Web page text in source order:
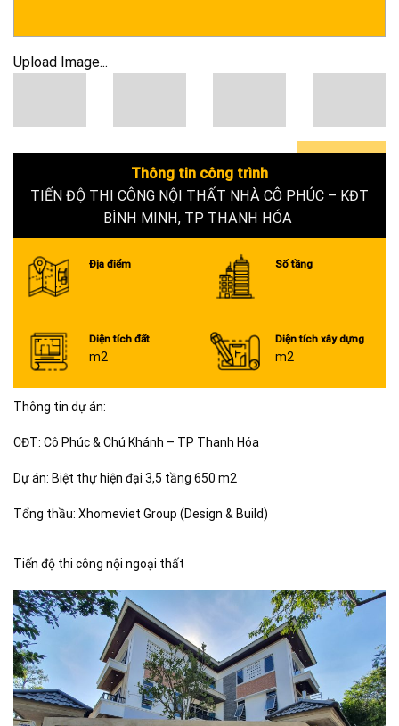
Upload Image...
0+
Thông tin công trình
TIẾN ĐỘ THI CÔNG NỘI THẤT NHÀ CÔ PHÚC – KĐT
BÌNH MINH, TP THANH HÓA
Địa điểm Số tầng
Diện tích đất
m2
Diện tích xây dựng
m2
Thông tin dự án:
CĐT: Cô Phúc & Chú Khánh – TP Thanh Hóa
Dự án: Biệt thự hiện đại 3,5 tầng 650 m2
Tổng thầu: Xhomeviet Group (Design & Build)
Tiến độ thi công nội ngoại thất